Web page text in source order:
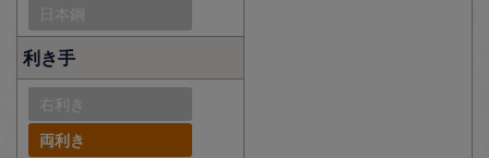
日本鋼
利き手
右利き
両利き